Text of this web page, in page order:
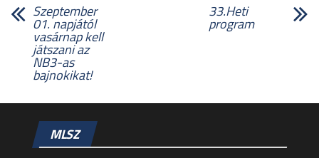
Szeptember
01. napjától
vasárnap kell
játszani az
NB3-as
bajnokikat!
33.Heti
program
MLSZ